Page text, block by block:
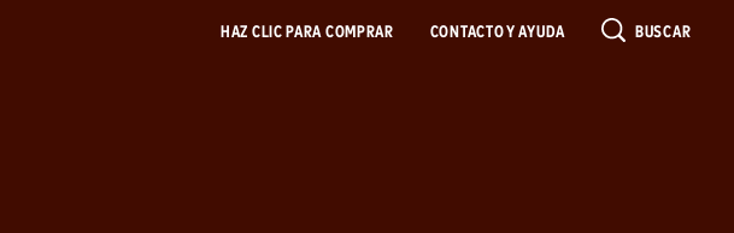
HAZ CLIC PARA COMPRAR CONTACTO Y AYUDA BUSCAR